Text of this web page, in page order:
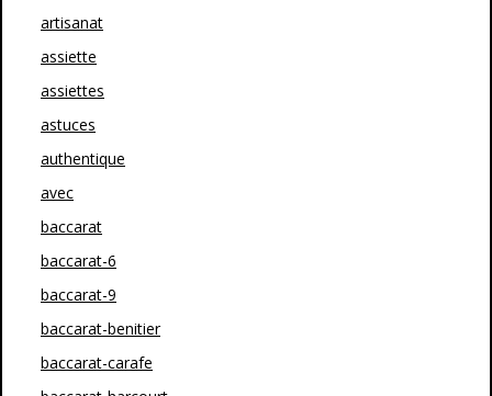
artisanat
assiette
assiettes
astuces
authentique
avec
baccarat
baccarat-6
baccarat-9
baccarat-benitier
baccarat-carafe